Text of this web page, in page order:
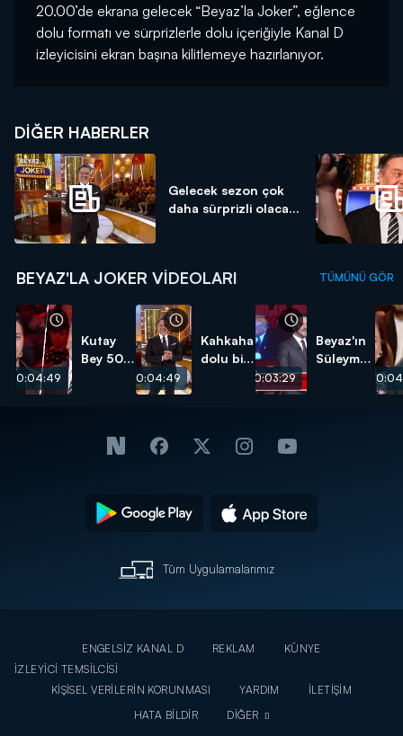
20.00’de ekrana gelecek “Beyaz’la Joker”, eğlence
dolu formatı ve sürprizlerle dolu içeriğiyle Kanal D
izleyicisini ekran başına kilitlemeye hazırlanıyor.
DIĞER HABERLER
Gelecek sezon çok
daha sürprizli olaca...
BEYAZ'LA JOKER VIDEOLARI TÜMÜNÜ GÖR
00:04:49
Kutay
Bey 500
00:04:49
Kahkaha
dolu bir
00:03:29
Beyaz'ın
Süleyman
Tüm Uygulamalarımız
ENGELSİZ KANAL D REKLAM
KÜNYE
İZLEYİCİ TEMSİLCİSİ
KİŞİSEL VERİLERİN KORUNMASI
YARDIM
İLETİŞİM
HATA BİLDİR
DİĞER